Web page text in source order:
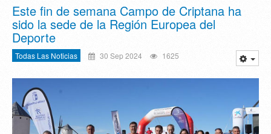
Este fin de semana Campo de Criptana ha
sido la sede de la Región Europea del
Deporte
Todas Las Noticias 30 Sep 2024 1625